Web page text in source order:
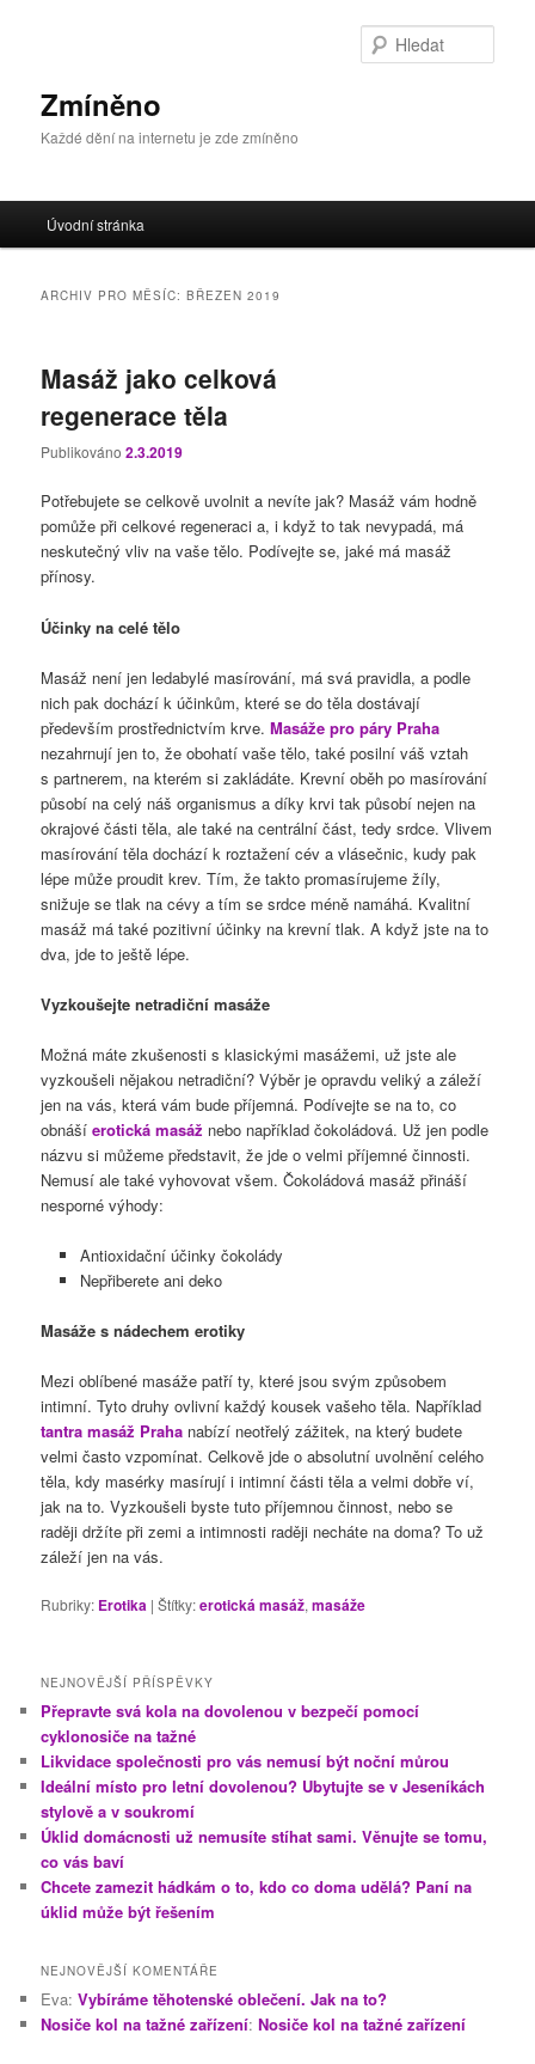
paneluZmíněno
Každé dění na internetu je zde zmíněno
navigační
Úvodní stránka
ARCHIV PRO MĚSÍC:BŘEZEN 2019
Masáž jako celková
regenerace těla
Publikováno2.3.2019
Potřebujete se celkově uvolnit a nevíte jak? Masáž vám hodně
pomůže při celkové regeneraci a, i když to tak nevypadá, má
neskutečný vliv na vaše tělo. Podívejte se, jaké má masáž
přínosy.
Účinky na celé tělo
Masáž není jen ledabylé masírování, má svá pravidla, a podle
nich pak dochází k účinkům, které se do těla dostávají
především prostřednictvím krve.Masáže pro páry Praha
nezahrnují jen to, že obohatí vaše tělo, také posilní váš vztah
s partnerem, na kterém si zakládáte. Krevní oběh po masírování
působí na celý náš organismus a díky krvi tak působí nejen na
okrajové části těla, ale také na centrální část, tedy srdce. Vlivem
masírování těla dochází k roztažení cév a vlásečnic, kudy pak
lépe může proudit krev. Tím, že takto promasírujeme žíly,
snižuje se tlak na cévy a tím se srdce méně namáhá. Kvalitní
masáž má také pozitivní účinky na krevní tlak. A když jste na to
dva, jde to ještě lépe.
Vyzkoušejte netradiční masáže
Možná máte zkušenosti s klasickými masážemi, už jste ale
vyzkoušeli nějakou netradiční? Výběr je opravdu veliký a záleží
jen na vás, která vám bude příjemná. Podívejte se na to, co
obnášíerotická masáž nebo například čokoládová. Už jen podle
názvu si můžeme představit, že jde o velmi příjemné činnosti.
Nemusí ale také vyhovovat všem. Čokoládová masáž přináší
nesporné výhody:
Antioxidační účinky čokolády
Nepřiberete ani deko
Masáže s nádechem erotiky
Mezi oblíbené masáže patří ty, které jsou svým způsobem
intimní. Tyto druhy ovlivní každý kousek vašeho těla. Například
tantra masáž Praha nabízí neotřelý zážitek, na který budete
velmi často vzpomínat. Celkově jde o absolutní uvolnění celého
těla, kdy masérky masírují i intimní části těla a velmi dobře ví,
jak na to. Vyzkoušeli byste tuto příjemnou činnost, nebo se
raději držíte při zemi a intimnosti raději necháte na doma? To už
záleží jen na vás.
Rubriky: Erotika |Štítky:erotická masáž,masáže
NEJNOVĚJŠÍ PŘÍSPĚVKY
Přepravte svá kola na dovolenou v bezpečí pomocí
cyklonosiče na tažné
Likvidace společnosti pro vás nemusí být noční můrou
Ideální místo pro letní dovolenou? Ubytujte se v Jeseníkách
stylově a v soukromí
Úklid domácnosti už nemusíte stíhat sami. Věnujte se tomu,
co vás baví
Chcete zamezit hádkám o to, kdo co doma udělá? Paní na
úklid může být řešením
NEJNOVĚJŠÍ KOMENTÁŘE
Eva:Vybíráme těhotenské oblečení. Jak na to?
Nosiče kol na tažné zařízení:Nosiče kol na tažné zařízení